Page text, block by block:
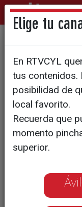
zapatillas que
Fooga,
un estilo
Desde
modelo que
calidad
Elige tu
En RTVCYL
tus contenidos.
posibilidad de
local favorito.
Recuerda que
momento
superior.